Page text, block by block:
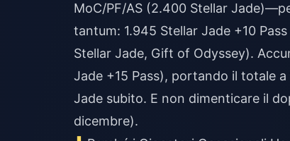
MoC/PF/AS (2.400 Stellar
tantum: 1.945 Stellar Jade +10
Stellar Jade, Gift of Odyssey).
Jade +15 Pass), portando il totale
Jade subito. E non dimenticare il
dicembre).